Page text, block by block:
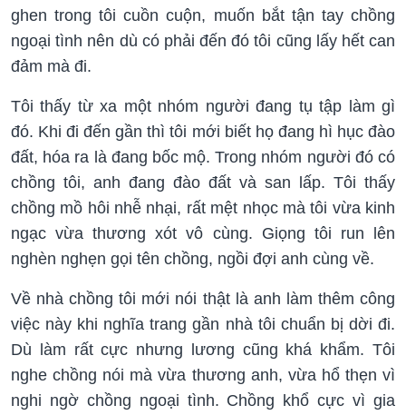
ghen trong tôi cuồn cuộn, muốn bắt tận tay chồng
ngoại tình nên dù có phải đến đó tôi cũng lấy hết can
đảm mà đi.
Tôi thấy từ xa một nhóm người đang tụ tập làm gì
đó. Khi đi đến gần thì tôi mới biết họ đang hì hục đào
đất, hóa ra là đang bốc mộ. Trong nhóm người đó có
chồng tôi, anh đang đào đất và san lấp. Tôi thấy
chồng mồ hôi nhễ nhại, rất mệt nhọc mà tôi vừa kinh
ngạc vừa thương xót vô cùng. Giọng tôi run lên
nghèn nghẹn gọi tên chồng, ngồi đợi anh cùng về.
Về nhà chồng tôi mới nói thật là anh làm thêm công
việc này khi nghĩa trang gần nhà tôi chuẩn bị dời đi.
Dù làm rất cực nhưng lương cũng khá khẩm. Tôi
nghe chồng nói mà vừa thương anh, vừa hổ thẹn vì
nghi ngờ chồng ngoại tình. Chồng khổ cực vì gia